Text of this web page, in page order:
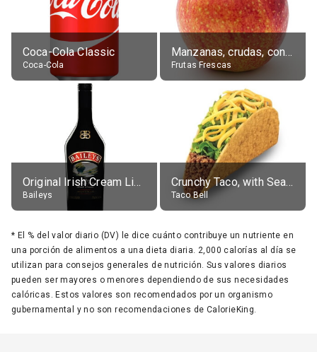
Coca-Cola Classic
Coca-Cola
Manzanas, crudas, con piel
Frutas Frescas
Original Irish Cream Liqueur (17% alc.)
Baileys
Crunchy Taco, with Seasoned Beef
Taco Bell
* El % del valor diario (DV) le dice cuánto contribuye un nutriente en
una porción de alimentos a una dieta diaria. 2,000 calorías al día se
utilizan para consejos generales de nutrición. Sus valores diarios
pueden ser mayores o menores dependiendo de sus necesidades
calóricas. Estos valores son recomendados por un organismo
gubernamental y no son recomendaciones de CalorieKing.